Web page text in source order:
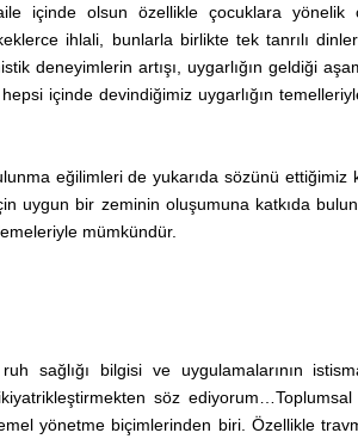
içinde olsun özellikle çocuklara yönelik
ihlali, bunlarla birlikte tek tanrılı
deneyimlerin artışı, uygarlığın geldiği
içinde devindiğimiz uygarlığın
eğilimleri de yukarıda sözünü ettiğimiz
uygun bir zeminin oluşumuna katkıda
mümkündür.
sağlığı bilgisi ve uygulamalarının
söz ediyorum…Toplumsal
yönetme biçimlerinden biri. Özellikle